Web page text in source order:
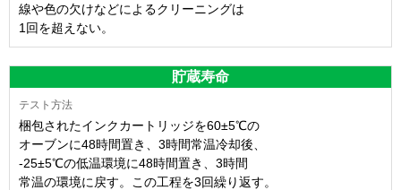
線や色の欠けなどによるクリーニングは
1回を超えない。
貯蔵寿命
梱包されたインクカートリッジを60±5℃の
オーブンに48時間置き、3時間常温冷却後、
-25±5℃の低温環境に48時間置き、3時間
常温の環境に戻す。この工程を3回繰り返す。